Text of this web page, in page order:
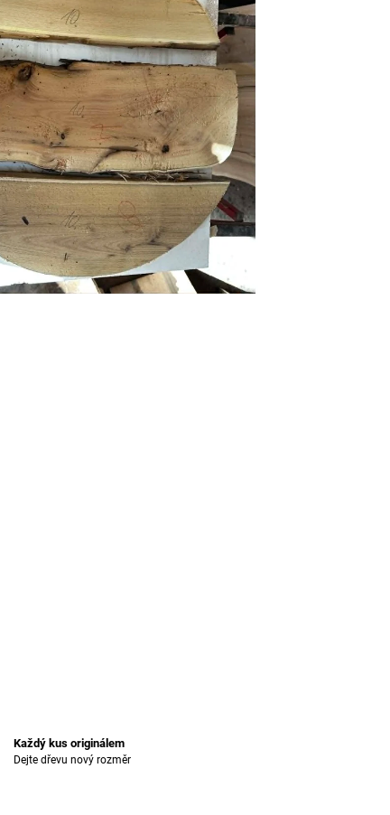
Každý kus originálem
Dejte dřevu nový rozměr